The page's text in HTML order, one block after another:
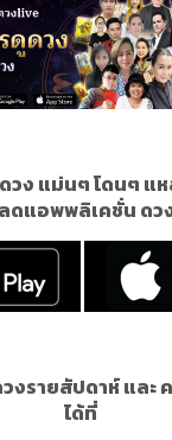
วง แม่นๆ โดนๆ แ
ดแอพพลิเคชั่น ดว
งรายสัปดาห์ และ
ได้ที่